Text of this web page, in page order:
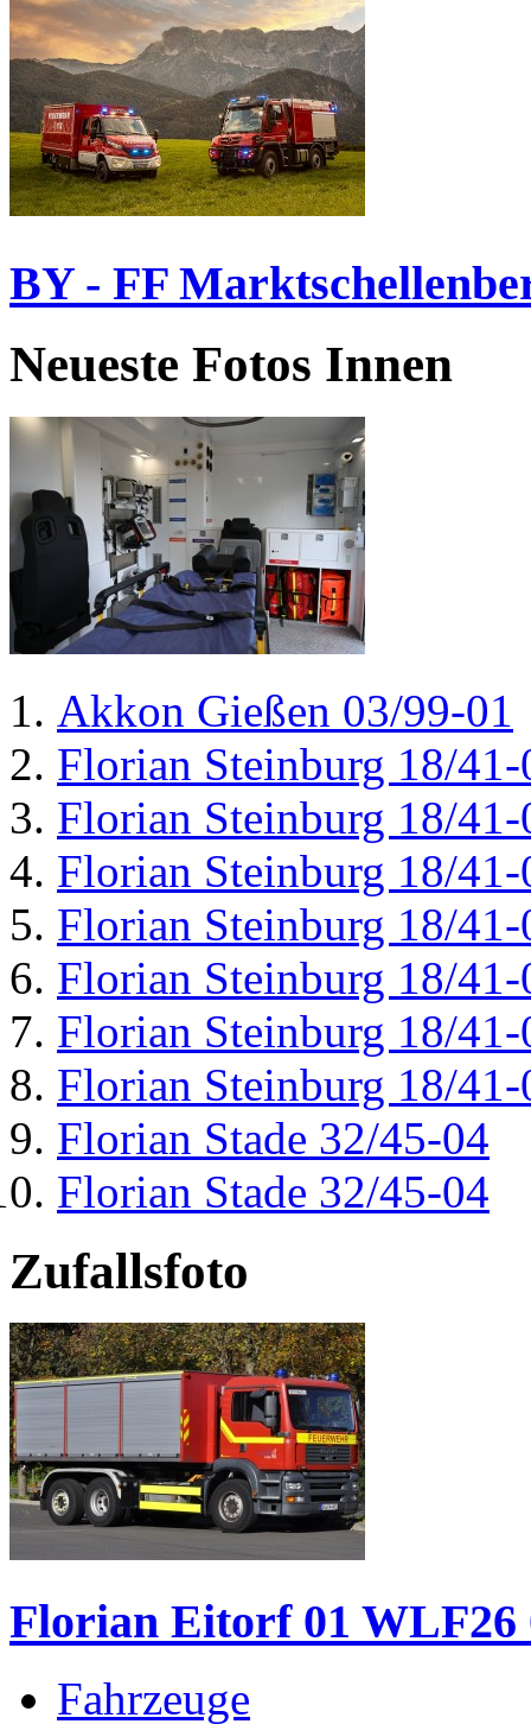
BY - FF
Neueste Fotos Innen
Akkon Gießen 03/99-01
Florian Steinburg 18/41-
Florian Steinburg 18/41-
Florian Steinburg 18/41-
Florian Steinburg 18/41-
Florian Steinburg 18/41-
Florian Steinburg 18/41-
Florian Steinburg 18/41-
Florian Stade 32/45-04
Florian Stade 32/45-04
Zufallsfoto
Florian Eitorf 01 WLF26
Fahrzeuge